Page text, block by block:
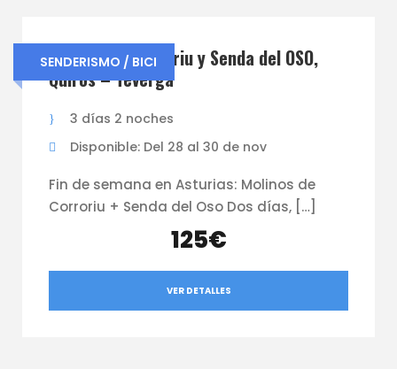
SENDERISMO / BICI
Molinos de Corroriu y Senda del OSO,
Quirós – Teverga
3 días 2 noches
Disponible: Del 28 al 30 de nov
Fin de semana en Asturias: Molinos de
Corroriu + Senda del Oso Dos días, […]
125€
VER DETALLES